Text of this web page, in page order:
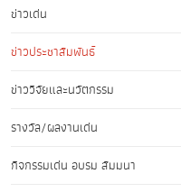
ข่าวเด่น
ข่าวประชาสัมพันธ์
ข่าววิจัยและนวัตกรรม
รางวัล/ผลงานเด่น
กิจกรรมเด่น อบรม สัมมนา